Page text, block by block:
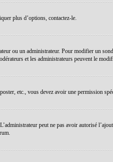
plus d’options, contactez-le.
ou un administrateur. Pour modifier un
et les administrateurs peuvent le
etc., vous devez avoir une permission
peut ne pas avoir autorisé